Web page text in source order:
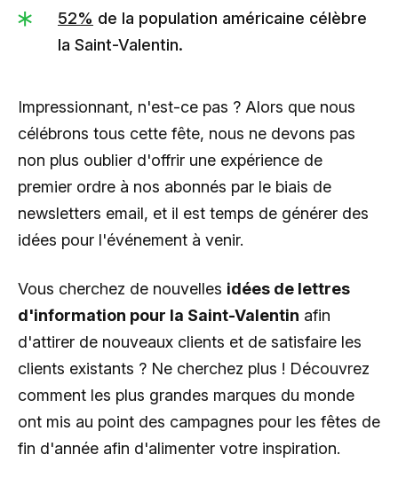
52% de la population américaine célèbre
la Saint-Valentin.
Impressionnant, n'est-ce pas ? Alors que nous
célébrons tous cette fête, nous ne devons pas
non plus oublier d'offrir une expérience de
premier ordre à nos abonnés par le biais de
newsletters email, et il est temps de générer des
idées pour l'événement à venir.
Vous cherchez de nouvelles idées de lettres
d'information pour la Saint-Valentin afin
d'attirer de nouveaux clients et de satisfaire les
clients existants ? Ne cherchez plus ! Découvrez
comment les plus grandes marques du monde
ont mis au point des campagnes pour les fêtes de
fin d'année afin d'alimenter votre inspiration.